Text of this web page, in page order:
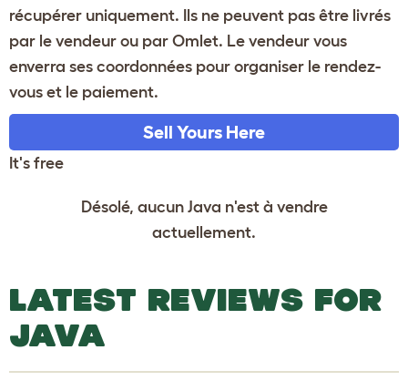
récupérer uniquement. Ils ne peuvent pas être livrés
par le vendeur ou par Omlet. Le vendeur vous
enverra ses coordonnées pour organiser le rendez-
vous et le paiement.
Sell Yours Here
It's free
Désolé, aucun Java n'est à vendre
actuellement.
LATEST REVIEWS FOR
JAVA